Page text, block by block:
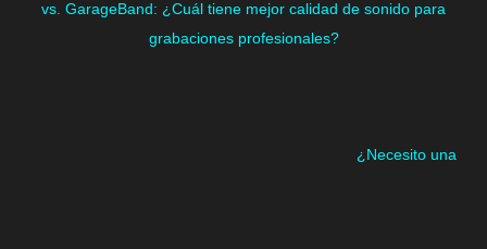
vs. GarageBand: ¿Cuál tiene mejor calidad de sonido para
grabaciones profesionales?
¿Necesito una